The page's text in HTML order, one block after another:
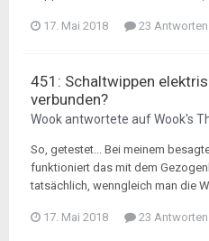
17. Mai 2018 23 Antworten
451: Schaltwippen
verbunden?
Wookantwortete aufWook's
So, getestet... Bei meinem
funktioniert das mit dem
tatsächlich, wenngleich man die
17. Mai 2018 23 Antworten